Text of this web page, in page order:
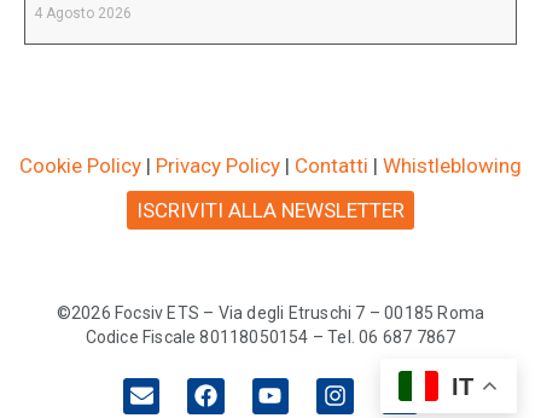
4 Agosto 2026
Cookie Policy | Privacy Policy | Contatti | Whistleblowing
ISCRIVITI ALLA NEWSLETTER
©2026 Focsiv ETS – Via degli Etruschi 7 – 00185 Roma
Codice Fiscale 80118050154 – Tel. 06 687 7867
IT